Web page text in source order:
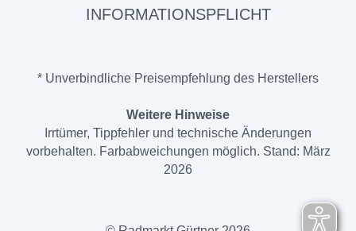
INFORMATIONSPFLICHT
* Unverbindliche Preisempfehlung des Herstellers
Weitere Hinweise
Irrtümer, Tippfehler und technische Änderungen
vorbehalten. Farbabweichungen möglich. Stand: März
2026